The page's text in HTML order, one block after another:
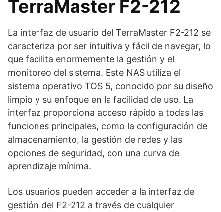
TerraMaster F2-212
La interfaz de usuario del TerraMaster F2-212 se
caracteriza por ser intuitiva y fácil de navegar, lo
que facilita enormemente la gestión y el
monitoreo del sistema. Este NAS utiliza el
sistema operativo TOS 5, conocido por su diseño
limpio y su enfoque en la facilidad de uso. La
interfaz proporciona acceso rápido a todas las
funciones principales, como la configuración de
almacenamiento, la gestión de redes y las
opciones de seguridad, con una curva de
aprendizaje mínima.
Los usuarios pueden acceder a la interfaz de
gestión del F2-212 a través de cualquier